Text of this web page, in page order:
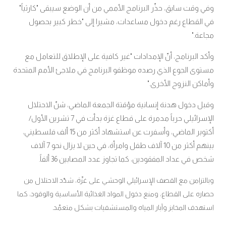
وفي وقت سابق، حذّر البرنامج الأممي من أن الوضع سيبقى "كارثياً"
في القطاع رغم دخول مساعدات، مشيرا إلى "خطر كبير بحصول
مجاعة ".
وأكد البرنامج، أنّ الإمدادات "غير كافية على الإطلاق للتعامل مع
مستوى الجوع الذي رصده موظفو البرنامج في ملاجئ الأمم المتحدة
وأماكن النزوح الأخرى ".
وقبل دخول هدنة إنسانية مؤقتة الجمعة الماضي، شنّ الاحتلال
الإسرائيلي حرباً مدمرة على قطاع غزة بدأت في 7 تشرين الأول/
أكتوبر الماضي، وأسفرت عن استشهاد أكثر من 15 ألف فلسطيني،
بينهم أكثر من 10 آلاف طفل وامرأة، في حين لا يزال نحو 7 آلاف
شخص في عداد المفقودين، كما تجاوز عدد المصابين 36 ألفاً
وبالتزامن مع القصف الإسرائيلي الوحشي على غزّة، شدّد الاحتلال من
حصاره على القطاع، ومنع دخول المواد الغذائية الأساسية والوقود، كما
استهدف المخابز وآبار المياه والمستشفيات بشكل متعمّد.